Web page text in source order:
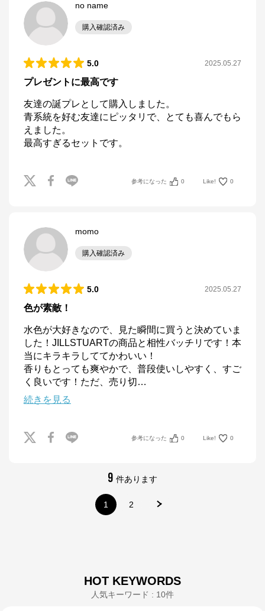
no name
購入確認済み
5.0 2025.05.27
プレゼントに最高です
友達の誕プレとして購入しました。
青系統を好む友達にピッタリで、とても喜んでもら
えました。
最高すぎるセットです。
参考になった 0 Like! 0
momo
購入確認済み
5.0 2025.05.27
色が素敵！
水色が大好きなので、見た瞬間に買うと決めていま
した！JILLSTUARTの商品と相性バッチリです！本
当にキラキラしててかわいい！
香りもとっても爽やかで、普段使いしやすく、すご
く良いです！ただ、売り切…
続きを見る
参考になった 0 Like! 0
9 件あります
1 2
HOT KEYWORDS
人気キーワード : 10件